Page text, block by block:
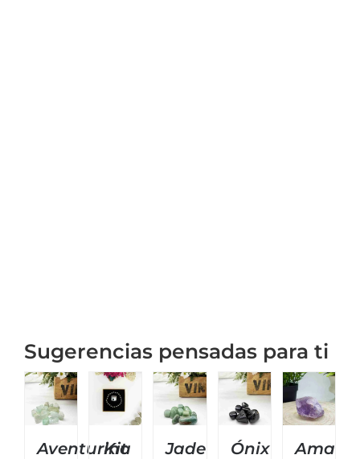
Sugerencias pensadas para ti
Aventurina
Kit
Jade
Ónix